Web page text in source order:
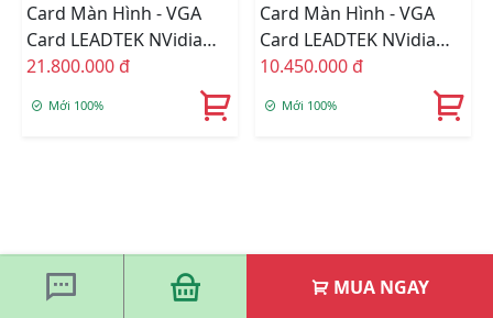
MUA NGAY
Card Màn Hình - VGA
Card LEADTEK NVidia
Quadro P4000 8GB
21.800.000 đ
Mới 100%
Card Màn Hình - VGA
Card LEADTEK NVidia
Quadro P2000 5GB
10.450.000 đ
Mới 100%